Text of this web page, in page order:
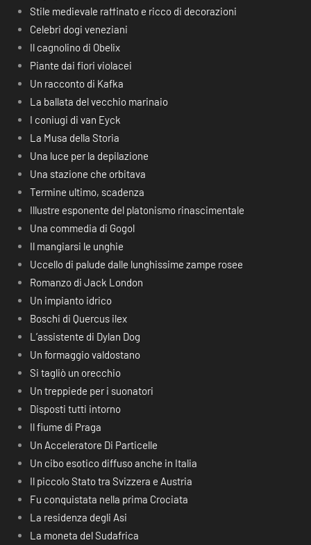
Stile medievale raffinato e ricco di decorazioni
Celebri dogi veneziani
Il cagnolino di Obelix
Piante dai fiori violacei
Un racconto di Kafka
La ballata del vecchio marinaio
I coniugi di van Eyck
La Musa della Storia
Una luce per la depilazione
Una stazione che orbitava
Termine ultimo, scadenza
Illustre esponente del platonismo rinascimentale
Una commedia di Gogol
Il mangiarsi le unghie
Uccello di palude dalle lunghissime zampe rosee
Romanzo di Jack London
Un impianto idrico
Boschi di Quercus ilex
L’assistente di Dylan Dog
Un formaggio valdostano
Si tagliò un orecchio
Un treppiede per i suonatori
Disposti tutti intorno
Il fiume di Praga
Un Acceleratore Di Particelle
Un cibo esotico diffuso anche in Italia
Il piccolo Stato tra Svizzera e Austria
Fu conquistata nella prima Crociata
La residenza degli Asi
La moneta del Sudafrica